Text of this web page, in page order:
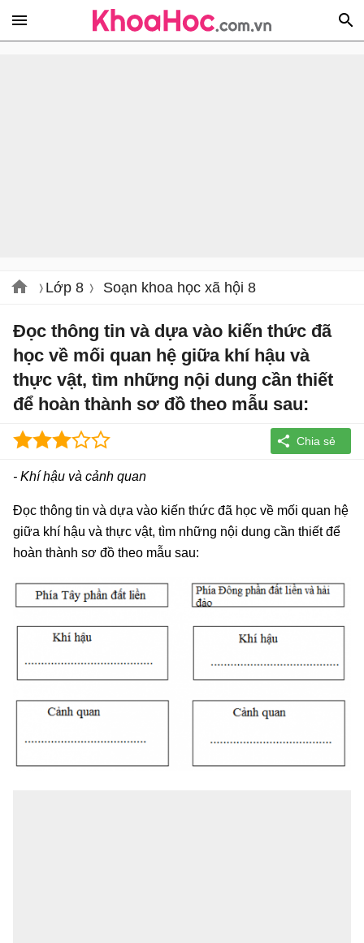
Lớp 8 Soạn khoa học xã hội 8
Đọc thông tin và dựa vào kiến thức đã
học về mối quan hệ giữa khí hậu và
thực vật, tìm những nội dung cần thiết
để hoàn thành sơ đồ theo mẫu sau:
- Khí hậu và cảnh quan
Đọc thông tin và dựa vào kiến thức đã học về mối quan hệ
giữa khí hậu và thực vật, tìm những nội dung cần thiết để
hoàn thành sơ đồ theo mẫu sau: